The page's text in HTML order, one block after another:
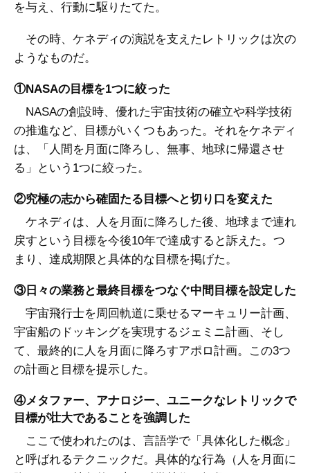
を与え、行動に駆りたてた。
その時、ケネディの演説を支えたレトリックは次の
ようなものだ。
①NASAの目標を1つに絞った
NASAの創設時、優れた宇宙技術の確立や科学技術
の推進など、目標がいくつもあった。それをケネディ
は、「人間を月面に降ろし、無事、地球に帰還させ
る」という1つに絞った。
②究極の志から確固たる目標へと切り口を変えた
ケネディは、人を月面に降ろした後、地球まで連れ
戻すという目標を今後10年で達成すると訴えた。つ
まり、達成期限と具体的な目標を掲げた。
③日々の業務と最終目標をつなぐ中間目標を設定した
宇宙飛行士を周回軌道に乗せるマーキュリー計画、
宇宙船のドッキングを実現するジェミニ計画、そし
て、最終的に人を月面に降ろすアポロ計画。この3つ
の計画と目標を提示した。
④メタファー、アナロジー、ユニークなレトリックで
目標が壮大であることを強調した
ここで使われたのは、言語学で「具体化した概念」
と呼ばれるテクニックだ。具体的な行為（人を月面に